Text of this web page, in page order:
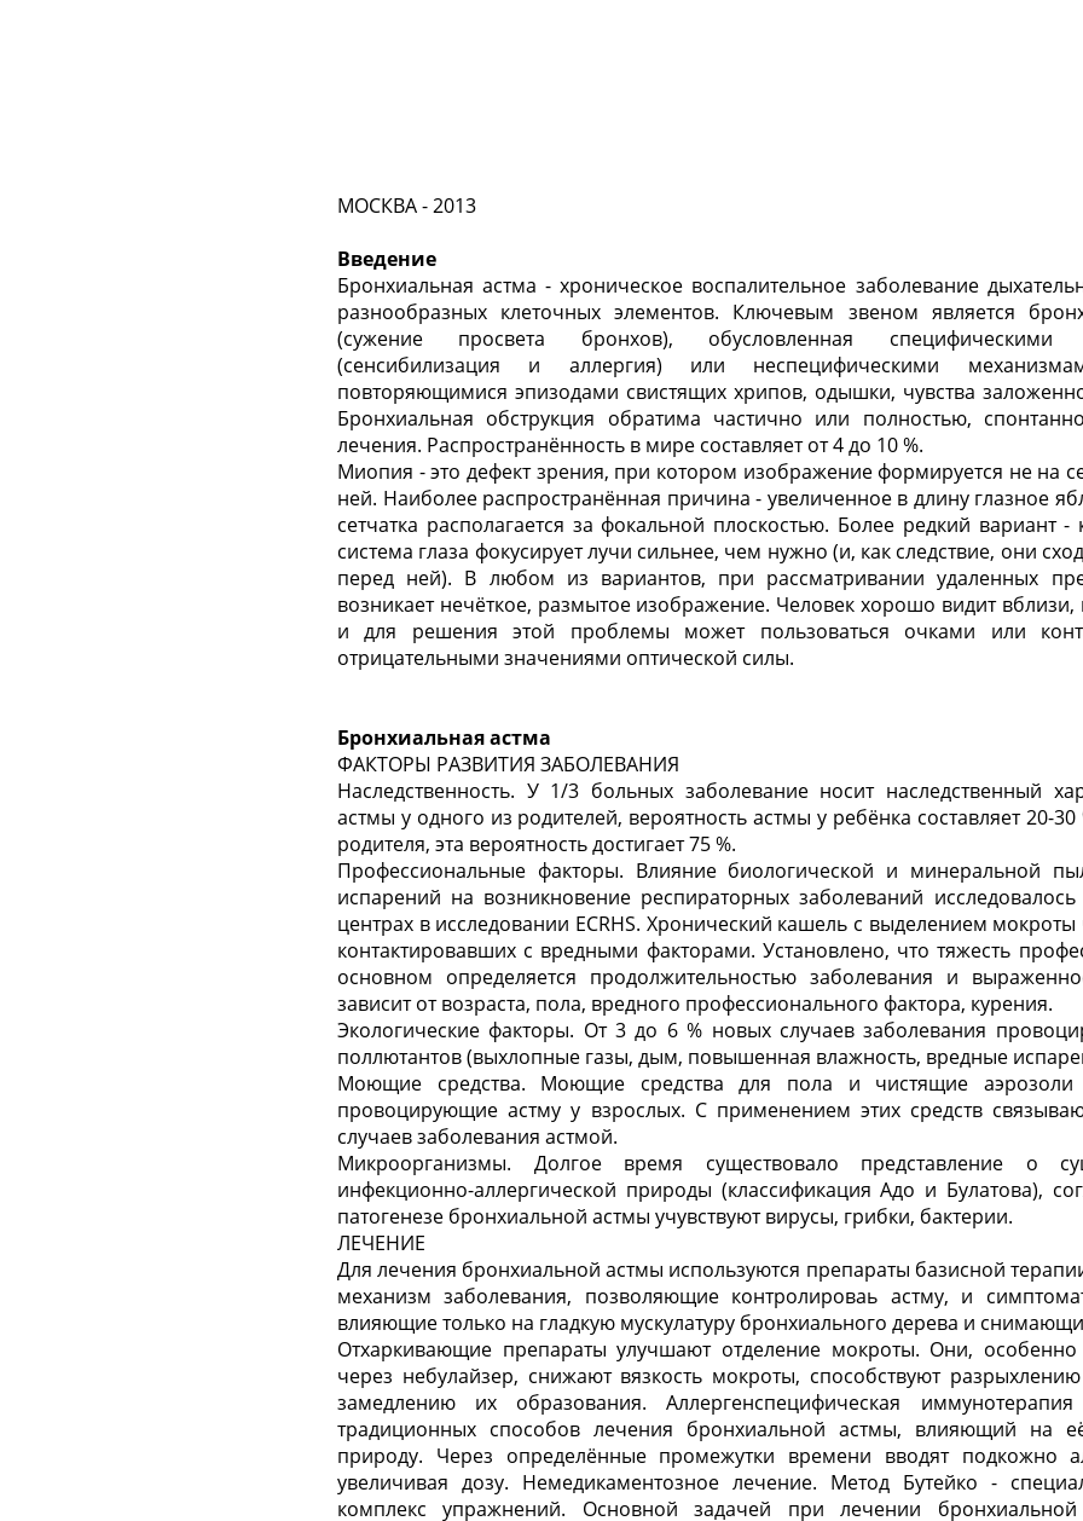
МОСКВА - 2013
Введение
Бронхиальная астма - хроническое воспалительное заболевание
разнообразных клеточных элементов. Ключевым звеном является
(сужение просвета бронхов), обусловленная специфическими
(сенсибилизация и аллергия) или неспецифическими
повторяющимися эпизодами свистящих хрипов, одышки, чувства
Бронхиальная обструкция обратима частично или полностью,
лечения. Распространённость в мире составляет от 4 до 10 %.
Миопия - это дефект зрения, при котором изображение формируется не на
ней. Наиболее распространённая причина - увеличенное в длину глазное
сетчатка располагается за фокальной плоскостью. Более редкий вариант
система глаза фокусирует лучи сильнее, чем нужно (и, как следствие, они
перед ней). В любом из вариантов, при рассматривании удаленных
возникает нечёткое, размытое изображение. Человек хорошо видит вблизи,
и для решения этой проблемы может пользоваться очками или
отрицательными значениями оптической силы.
Бронхиальная астма
ФАКТОРЫ РАЗВИТИЯ ЗАБОЛЕВАНИЯ
Наследственность. У 1/3 больных заболевание носит наследственный
астмы у одного из родителей, вероятность астмы у ребёнка составляет 20-
родителя, эта вероятность достигает 75 %.
Профессиональные факторы. Влияние биологической и минеральной
испарений на возникновение респираторных заболеваний
центрах в исследовании ECRHS. Хронический кашель с выделением
контактировавших с вредными факторами. Установлено, что тяжесть
основном определяется продолжительностью заболевания и
зависит от возраста, пола, вредного профессионального фактора, курения.
Экологические факторы. От 3 до 6 % новых случаев заболевания
поллютантов (выхлопные газы, дым, повышенная влажность, вредные
Моющие средства. Моющие средства для пола и чистящие аэрозоли
провоцирующие астму у взрослых. С применением этих средств
случаев заболевания астмой.
Микроорганизмы. Долгое время существовало представление о
инфекционно-аллергической природы (классификация Адо и Булатова),
патогенезе бронхиальной астмы учувствуют вирусы, грибки, бактерии.
ЛЕЧЕНИЕ
Для лечения бронхиальной астмы используются препараты базисной
механизм заболевания, позволяющие контролироваь астму, и
влияющие только на гладкую мускулатуру бронхиального дерева и
Отхаркивающие препараты улучшают отделение мокроты. Они,
через небулайзер, снижают вязкость мокроты, способствуют
замедлению их образования. Аллергенспецифическая
традиционных способов лечения бронхиальной астмы, влияющий на
природу. Через определённые промежутки времени вводят подкожно
увеличивая дозу. Немедикаментозное лечение. Метод Бутейко -
комплекс упражнений. Основной задачей при лечении